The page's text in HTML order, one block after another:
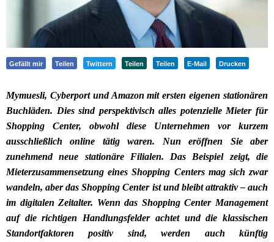
Gefällt mir Teilen Twittern Teilen Teilen E-Mail Drucken
Mymuesli, Cyberport und Amazon mit ersten eigenen stationären
Buchläden. Dies sind perspektivisch alles potenzielle Mieter für
Shopping Center, obwohl diese Unternehmen vor kurzem
ausschließlich online tätig waren. Nun eröffnen Sie aber
zunehmend neue stationäre Filialen. Das Beispiel zeigt, die
Mieterzusammensetzung eines Shopping Centers mag sich zwar
wandeln, aber das Shopping Center ist und bleibt attraktiv – auch
im digitalen Zeitalter. Wenn das Shopping Center Management
auf die richtigen Handlungsfelder achtet und die klassischen
Standortfaktoren positiv sind, werden auch künftig